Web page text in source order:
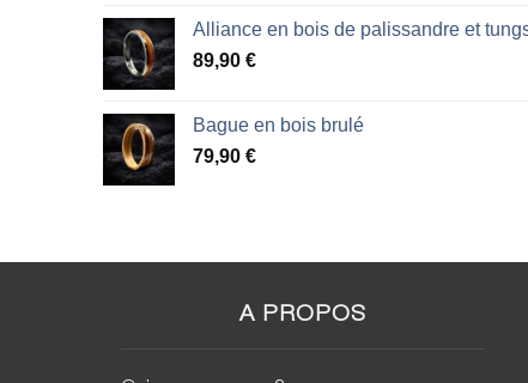
Alliance en bois de palissandre et
89,90 €
Bague en bois brulé
79,90 €
A PROPOS